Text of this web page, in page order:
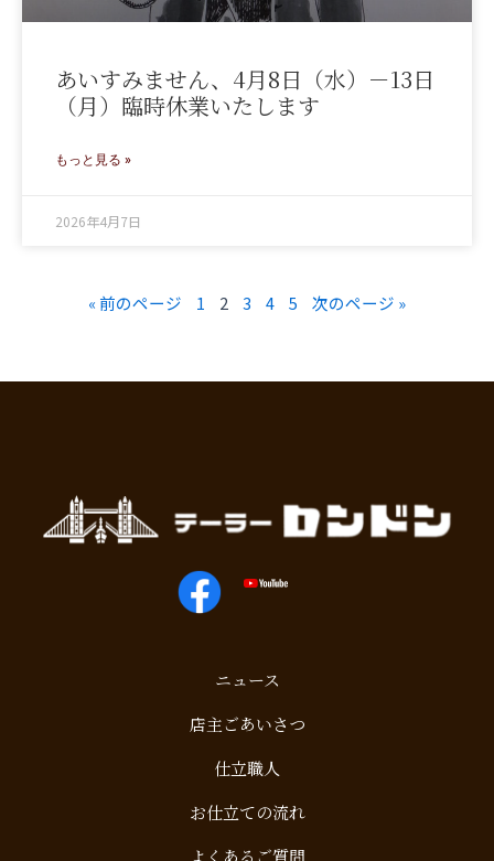
あいすみません、4月8日（水）－13日
（月）臨時休業いたします
もっと見る »
2026年4月7日
« 前のページ 1 2 3 4 5 次のページ »
ニュース
店主ごあいさつ
仕立職人
お仕立ての流れ
よくあるご質問